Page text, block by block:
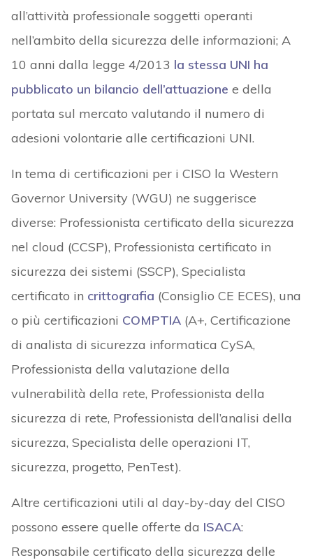
all’attività professionale soggetti operanti
nell’ambito della sicurezza delle informazioni; A
10 anni dalla legge 4/2013 la stessa UNI ha
pubblicato un bilancio dell’attuazione e della
portata sul mercato valutando il numero di
adesioni volontarie alle certificazioni UNI.
In tema di certificazioni per i CISO la Western
Governor University (WGU) ne suggerisce
diverse: Professionista certificato della sicurezza
nel cloud (CCSP), Professionista certificato in
sicurezza dei sistemi (SSCP), Specialista
certificato in crittografia (Consiglio CE ECES), una
o più certificazioni COMPTIA(A+, Certificazione
di analista di sicurezza informatica CySA,
Professionista della valutazione della
vulnerabilità della rete, Professionista della
sicurezza di rete, Professionista dell’analisi della
sicurezza, Specialista delle operazioni IT,
sicurezza, progetto, PenTest).
Altre certificazioni utili al day-by-day del CISO
possono essere quelle offerte da ISACA:
Responsabile certificato della sicurezza delle